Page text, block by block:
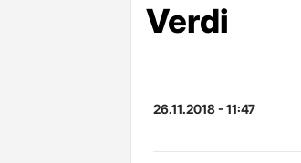
Verdi
26.11.2018 - 11:47